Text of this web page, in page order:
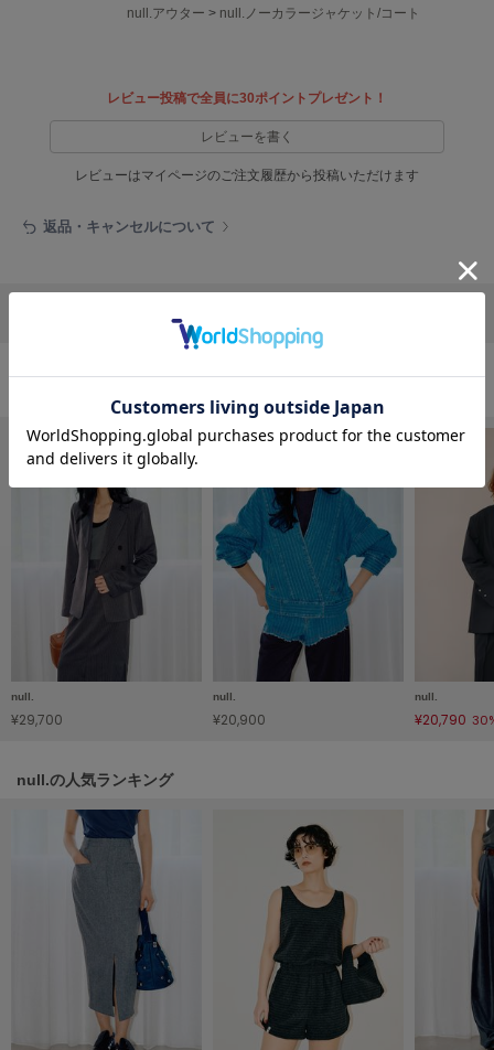
エイミー イストワール
フィラ
フレイアイディー
FURFUR
ファーファー
gelato pique
ジェラート ピケ
ジェラート ピケ キャットアンドドッグ
gelato pique Sleep
ジェラート ピケ スリープ
GRAMICCI
グラミチ
null.アウター > null.ノーカラージャケット/コート
レビュー投稿で全員に30ポイントプレゼント！
レビューを書く
レビューはマイページのご注文履歴から投稿いただけます
返品・キャンセルについて
アウターの人気ランキング
null.
¥29,700
null.
¥20,900
null.
¥20,790
null.の人気ランキング